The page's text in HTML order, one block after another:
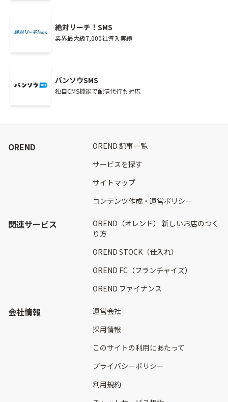
絶対リーチ！SMS
業界最大級7,000社導入実績
バンソウSMS
独自CMS機能で配信代行も対応
OREND
OREND 記事一覧
サービスを探す
サイトマップ
コンテンツ作成・運営ポリシー
関連サービス
OREND（オレンド） 新しいお店のつく
り方
OREND STOCK（仕入れ）
OREND FC（フランチャイズ）
OREND ファイナンス
会社情報
運営会社
採用情報
このサイトの利用にあたって
プライバシーポリシー
利用規約